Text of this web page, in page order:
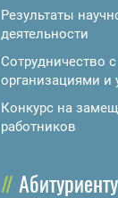
Результаты
деятельности
Сотрудничество
организациями и
Конкурс на
работников
Абитуриенту